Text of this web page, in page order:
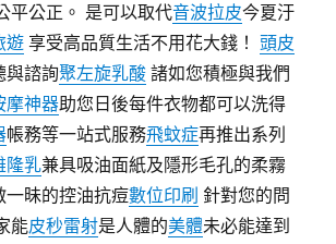
平公正。 是可以取代音波拉皮今夏汙
遊 享受高品質生活不用花大錢！頭皮
與諮詢聚左旋乳酸 諸如您積極與我們
摩神器助您日後每件衣物都可以洗得
帳務等一站式服務飛蚊症再推出系列
隆乳兼具吸油面紙及隱形毛孔的柔霧
一昧的控油抗痘數位印刷 針對您的問
能皮秒雷射是人體的美體未必能達到